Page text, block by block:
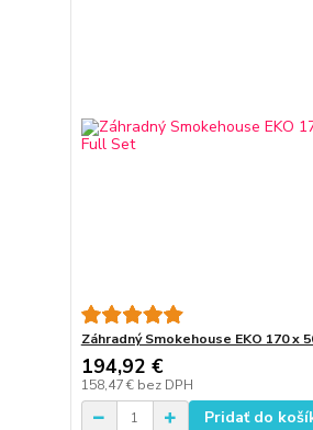
Záhradný Smokehouse EKO 170 x
194,92 €
158,47 € bez DPH
Pridať do